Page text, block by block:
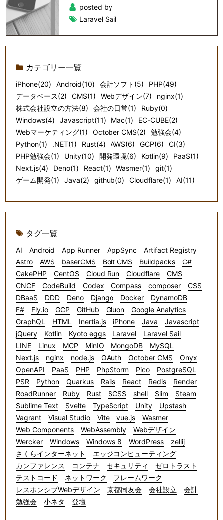
posted by
Laravel Sail
カテゴリー一覧
iPhone(20) Android(10) 会計ソフト(5)
PHP(49)
データベース(2)
CMS(1) Webデザイン(7)
nginx(1)
株式会社設立の方法(8)
会社の日常(1)
Ruby(0)
Windows(4)
Javascript(11) Mac(1)
EC-CUBE(2)
Webマーケティング(1)
October CMS(2)
勉強会(4)
Python(1)
.NET(1) Rust(4) AWS(6) GCP(6)
CI(3)
PHP勉強会(1)
Unity(10) 開発環境(6) Kotlin(9)
PaaS(1)
Next.js(4)
Deno(1) React(1) Wasmer(1)
git(1)
ゲーム開発(1)
Java(2) github(0) Cloudflare(1) AI(11)
タグ一覧
AI Android App Runner AppSync
Artifact Registry
Astro
AWS baserCMS Bolt CMS Buildpacks
C#
CakePHP
CentOS Cloud Run Cloudflare
CMS
CNCF
CodeBuild Codex Compass composer
CSS
DBaaS
DDD Deno Django Docker
DynamoDB
F#
Fly.io GCP GitHub Gluon
Google Analytics
GraphQL
HTML Inertia.js iPhone Java
Javascript
jQuery
Kotlin Kyoto eggs Laravel
Laravel Sail
LINE
Linux MCP MinIO MongoDB
MySQL
Next.js
nginx node.js OAuth October CMS
Onyx
OpenAPI
PaaS PHP PhpStorm Pico
PostgreSQL
PSR
Python Quarkus Rails React Redis
Render
RoadRunner
Ruby Rust SCSS shell Slim
Steam
Sublime Text
Svelte TypeScript Unity
Upstash
Vagrant
Visual Studio Vite vue.js
Wasmer
Web Components
WebAssembly
Webデザイン
Wercker
Windows Windows 8 WordPress
zellij
さくらインターネット
エッジコンピューティング
カンファレンス
コンテナ セキュリティ
ゼロトラスト
テストコード
ネットワーク
フレームワーク
レスポンシブWebデザイン
京都同友会 会社設立
会計
勉強会
小ネタ 登壇